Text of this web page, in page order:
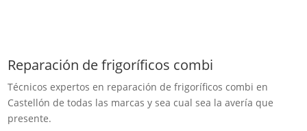
Reparación de frigoríficos combi
Técnicos expertos en reparación de frigoríficos combi en
Castellón de todas las marcas y sea cual sea la avería que
presente.